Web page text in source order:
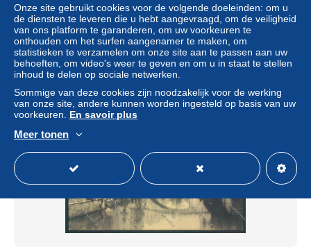
ZB7284
± US$ 5,78
Statuut Professioneel handelaar
Nieuw
Onze site gebruikt cookies voor de volgende doeleinden: om u
de diensten te leveren die u hebt aangevraagd, om de veiligheid
van ons platform te garanderen, om uw voorkeuren te
onthouden om het surfen aangenamer te maken, om
statistieken te verzamelen om onze site aan te passen aan uw
behoeften, om video's weer te geven en om u in staat te stellen
inhoud te delen op sociale netwerken.
Sommige van deze cookies zijn noodzakelijk voor de werking
van onze site, andere kunnen worden ingesteld op basis van uw
voorkeuren. En savoir plus
Meer tonen